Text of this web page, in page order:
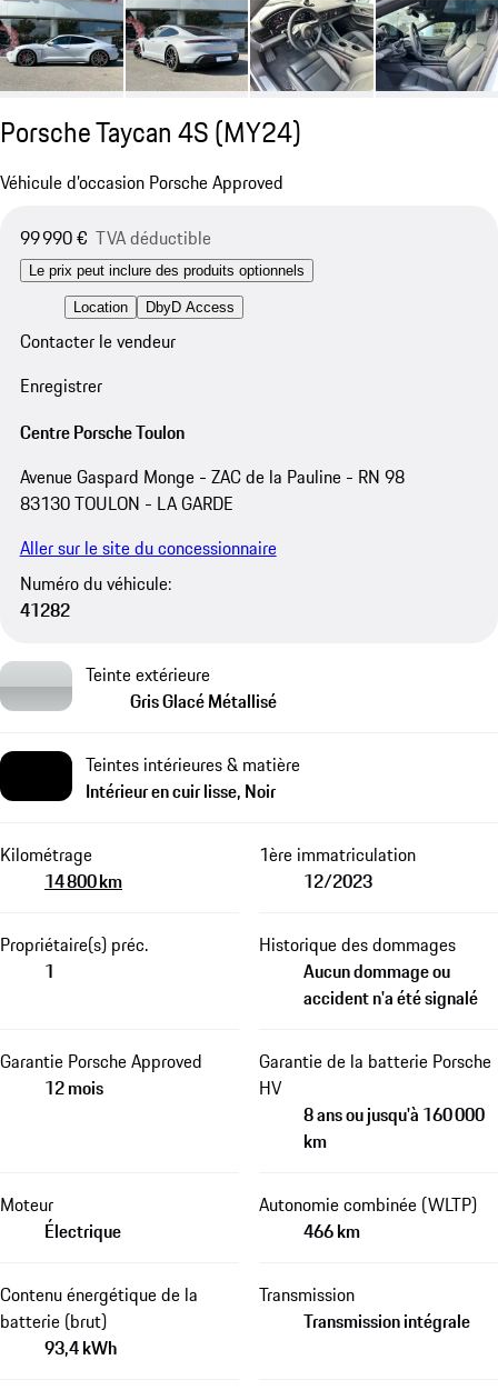
Porsche Taycan 4S (MY24)
Véhicule d’occasion Porsche Approved
99 990 € TVA déductible
Le prix peut inclure des produits optionnels
Location DbyD Access
Contacter le vendeur
Enregistrer
Centre Porsche Toulon
Avenue Gaspard Monge - ZAC de la Pauline - RN 98
83130 TOULON - LA GARDE
Aller sur le site du concessionnaire
Numéro du véhicule:
41282
Teinte extérieure
Gris Glacé Métallisé
Teintes intérieures & matière
Intérieur en cuir lisse, Noir
Kilométrage
14 800 km
1ère immatriculation
12/2023
Propriétaire(s) préc.
1
Historique des dommages
Aucun dommage ou
accident n'a été signalé
Garantie Porsche Approved
12 mois
Garantie de la batterie Porsche
HV
8 ans ou jusqu'à 160 000
km
Moteur
Électrique
Autonomie combinée (WLTP)
466 km
Contenu énergétique de la
batterie (brut)
93,4 kWh
Transmission
Transmission intégrale